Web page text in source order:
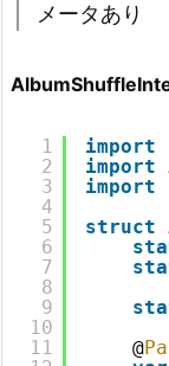
メータあり
1
2
3
4
5
6
7
8
9
10
11
import
import
import
struct
@